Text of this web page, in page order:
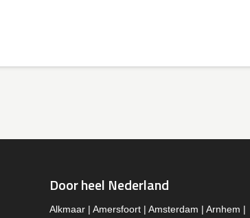
Door heel Nederland
Alkmaar | Amersfoort | Amsterdam | Arnhem |